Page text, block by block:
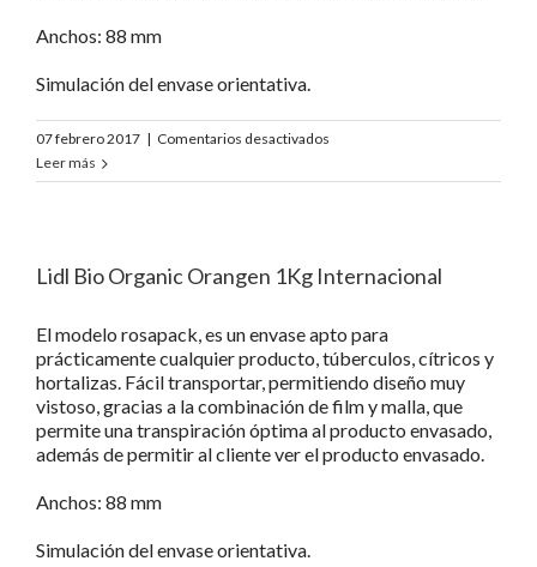
Anchos: 88 mm
Simulación del envase orientativa.
07 febrero 2017 | Comentarios desactivados
Bio
Leer más
Lidl Bio Organic Orangen 1Kg Internacional
El modelo rosapack, es un envase apto para
prácticamente cualquier producto, túberculos, cítricos y
hortalizas. Fácil transportar, permitiendo diseño muy
vistoso, gracias a la combinación de film y malla, que
permite una transpiración óptima al producto envasado,
además de permitir al cliente ver el producto envasado.
Anchos: 88 mm
Simulación del envase orientativa.